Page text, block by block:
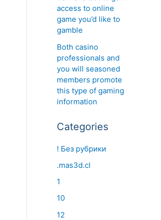
access to online
game you’d like to
gamble
Both casino
professionals and
you will seasoned
members promote
this type of gaming
information
Categories
! Без рубрики
.mas3d.cl
1
10
12